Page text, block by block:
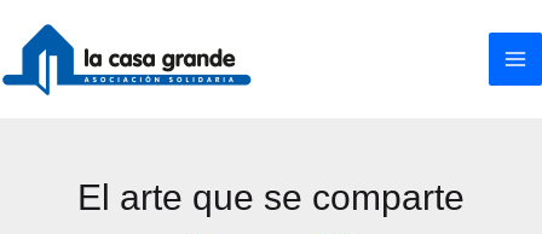
contenido
El arte que se comparte